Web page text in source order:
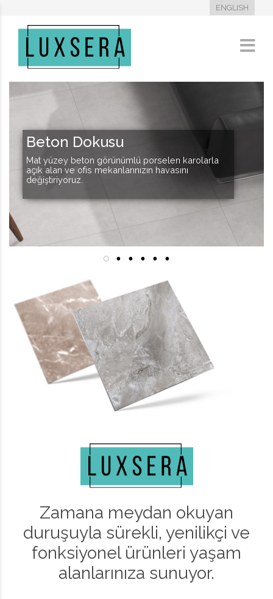
ENGLISH
Beton Dokusu
Mat yüzey beton görünümlü porselen karolarla
açık alan ve ofis mekanlarınızın havasını
değiştiriyoruz.
Zamana meydan okuyan
duruşuyla sürekli, yenilikçi ve
fonksiyonel ürünleri yaşam
alanlarınıza sunuyor.